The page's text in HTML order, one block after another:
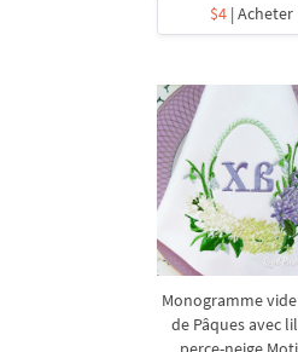
$4 | Acheter
Monogramme
de Pâques avec